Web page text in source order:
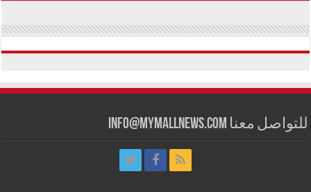
للتواصل معنا info@mymallnews.com